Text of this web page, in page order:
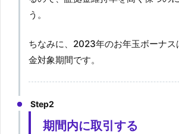
う。
ちなみに、2023年のお年玉ボーナ
金対象期間です。
Step2
期間内に取引する